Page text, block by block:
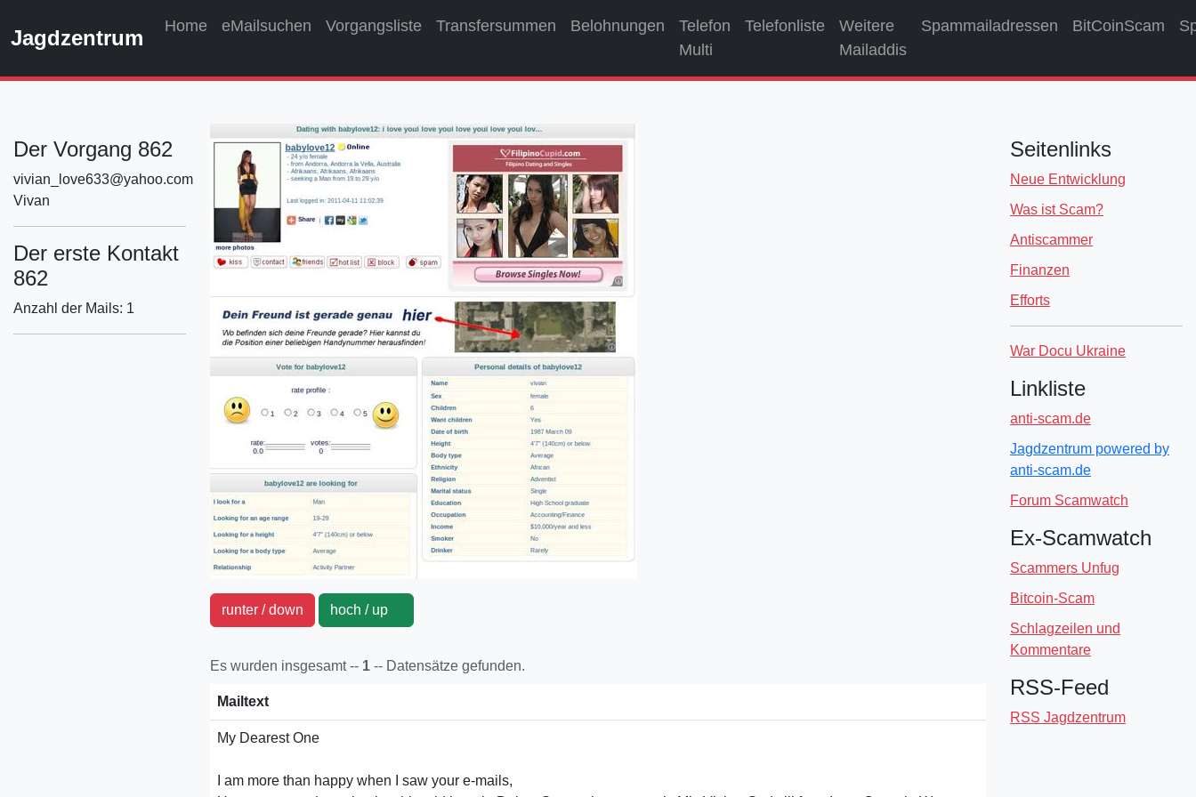
Jagdzentrum Home eMailsuchen Vorgangsliste Transfersummen Belohnungen
Telefon
Multi
Telefonliste
Weitere
Mailaddis
Spammailadressen BitCoinScam
Der Vorgang 862
vivian_love633@yahoo.com
Vivan
Der erste Kontakt
862
Anzahl der Mails: 1
runter / down hoch / up
Es wurden insgesamt -- 1 -- Datensätze gefunden.
Mailtext
My Dearest One
I am more than happy when I saw your e-mails,
Seitenlinks
Neue Entwicklung
Was ist Scam?
Antiscammer
Finanzen
Efforts
War Docu Ukraine
Linkliste
anti-scam.de
Jagdzentrum powered by
anti-scam.de
Forum Scamwatch
Ex-Scamwatch
Scammers Unfug
Bitcoin-Scam
Schlagzeilen und
Kommentare
RSS-Feed
RSS Jagdzentrum